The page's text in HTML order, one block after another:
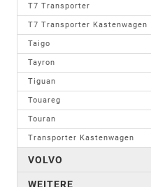
T7 Transporter
T7 Transporter Kastenwagen
Taigo
Tayron
Tiguan
Touareg
Touran
Transporter Kastenwagen
VOLVO
WEITERE